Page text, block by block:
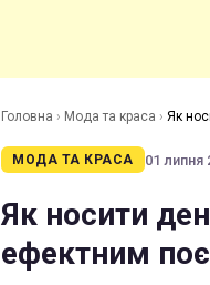
Головна › Мода та краса › Як
МОДА ТА КРАСА 01 липня
Як носити
ефектним